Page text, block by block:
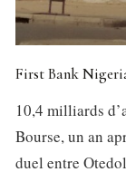
First Bank
10,4 milliards
Bourse, un an
duel entre